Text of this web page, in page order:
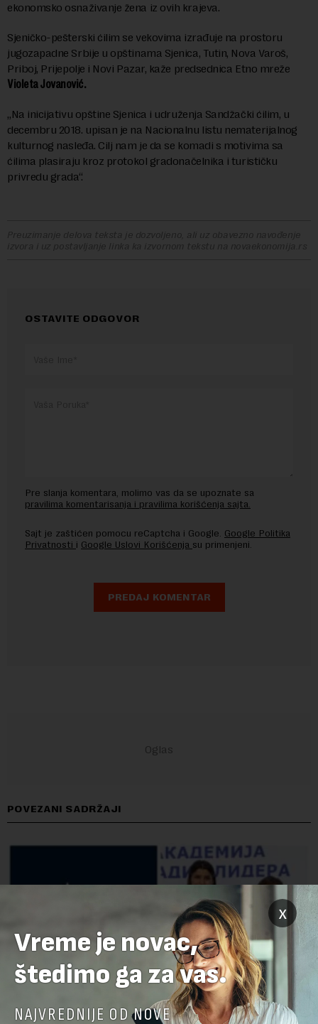
ekonomsko osnaživanje žena iz ovih krajeva.
Sjeničko-pešterski ćilim se vekovima izrađuje na prostoru
jugozapadne Srbije u opštinama Sjenica, Tutin, Nova Varoš,
Priboj, Prijepolje i Novi Pazar, kaže predsednica Etno mreže
Violeta Jovanović.
„Na inicijativu opštine Sjenica i udruženja Sandžački ćilim, u
decembru 2018. upisan je na Nacionalnu listu nematerijalnog
kulturnog nasleđa. Cilj nam je da se komadi s motivima sa
ćilima plasiraju kroz protokol gradonačelnika i turističku
privredu grada“.
Preuzimanje delova teksta je dozvoljeno, ali uz obavezno navođenje
izvora i uz postavljanje linka ka izvornom tekstu na novaekonomija.rs
OSTAVITE ODGOVOR
Pre slanja komentara, molimo vas da se upoznate sa
pravilima komentarisanja i pravilima korišćenja sajta.
Sajt je zaštićen pomocu reCaptcha i Google. Google Politika
Privatnosti i Google Uslovi Korišćenja su primenjeni.
POVEZANI SADRŽAJI
x
Vreme je novac,
štedimo ga za vas.
NAJVREDNIJE OD NOVE